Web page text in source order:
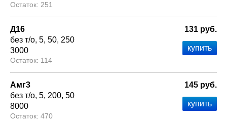
251
Д16
без т/о 5 50 250
3000
114
131 руб.
Амг3
без т/о 5 200 50
8000
470
145 руб.